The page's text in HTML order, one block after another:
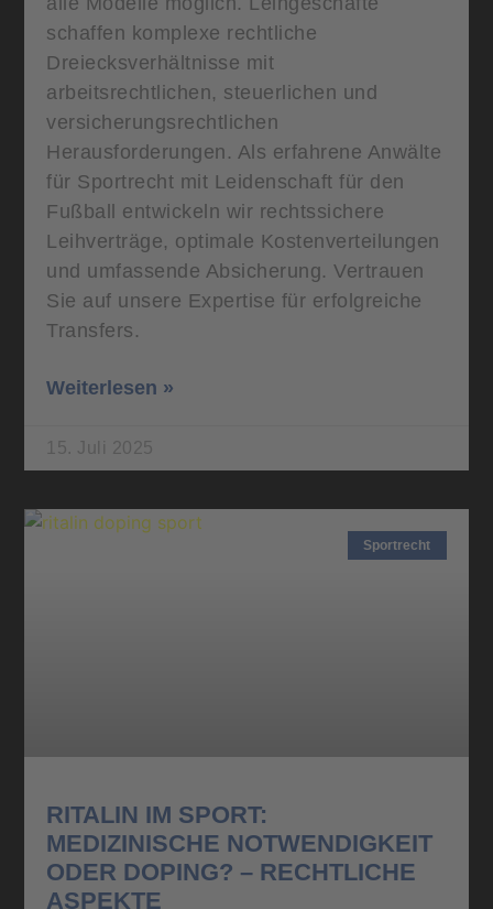
schaffen komplexe rechtliche
Dreiecksverhältnisse mit
arbeitsrechtlichen, steuerlichen und
versicherungsrechtlichen
Herausforderungen. Als erfahrene Anwälte
für Sportrecht mit Leidenschaft für den
Fußball entwickeln wir rechtssichere
Leihverträge, optimale Kostenverteilungen
und umfassende Absicherung. Vertrauen
Sie auf unsere Expertise für erfolgreiche
Transfers.
Weiterlesen »
15. Juli 2025
Sportrecht
RITALIN IM SPORT:
MEDIZINISCHE NOTWENDIGKEIT
ODER DOPING? – RECHTLICHE
ASPEKTE